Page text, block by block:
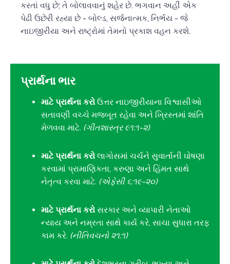
કરતાં વધુ છે; તે બોલાવવાનું શહેર છે. ભગવાન અહીં એક
પેઢી ઉછેરી રહ્યા છે - બોલ્ડ, સર્જનાત્મક, નિર્ભય - જે
નાઇજીરીયા અને રાષ્ટ્રોમાં તેમનો પ્રકાશ વહન કરશે.
પ્રાર્થના ભાર
માટે પ્રાર્થના કરો ઉત્તર નાઇજીરીયાના વિશ્વાસીઓ
સતાવણી વચ્ચે મજબૂત રહેવા અને ખ્રિસ્તમાં શાંતિ
મેળવવા માટે. (ગીતશાસ્ત્ર ૯૧:૧-૨)
માટે પ્રાર્થના કરો લાગોસમાં ચર્ચને સુવાર્તાની ઘોષણા
કરવામાં પ્રામાણિકતા, કરુણા અને હિંમત સાથે
નેતૃત્વ કરવા માટે. (એફેસી ૬:૧૯-૨૦)
માટે પ્રાર્થના કરો સરકાર અને વ્યાપારી નેતાઓ
ન્યાય અને નમ્રતા સાથે કાર્ય કરે, સાચા સુધારા તરફ
કામ કરે. (નીતિવચનો ૨૧:૧)